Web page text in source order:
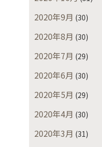
2020年9月 (30)
2020年8月 (30)
2020年7月 (29)
2020年6月 (30)
2020年5月 (29)
2020年4月 (30)
2020年3月 (31)